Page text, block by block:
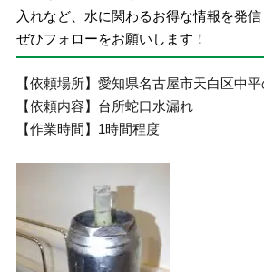
入れなど、水に関わるお得な情報を発信
ぜひフォローをお願いします！
【依頼場所】愛知県名古屋市天白区中
【依頼内容】台所蛇口水漏れ
【作業時間】1時間程度